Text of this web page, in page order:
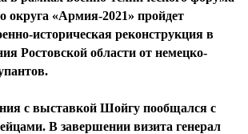
округа «Армия-2021» пройдет
историческая реконструкция в
Ростовской области от немецко-
с выставкой Шойгу пообщался с
В завершении визита генерал